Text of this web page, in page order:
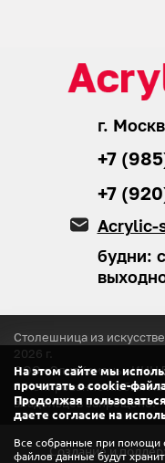
г.
+7
+7
Acrylic-
будни:
Столешница из
2026 г.
ООО «ЭлитКамень»ИНН
® Копирование любых
владельцев запрещено.
Создание и
На этом сайте мы
прочитать о cookie-
Продолжая
даете согласие на
Все собранные при помощи
файлов данные будут